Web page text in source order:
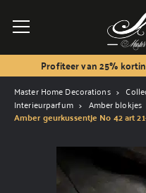
Profiteer van 25%
Master Home Decorations
Interieurparfum
Amber blokjes
Amber geurkussentje No 42 art